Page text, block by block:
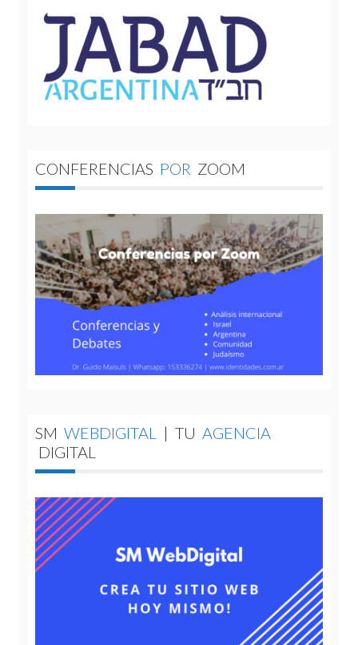
CONFERENCIAS POR ZOOM
SM WEBDIGITAL | TU AGENCIA
DIGITAL